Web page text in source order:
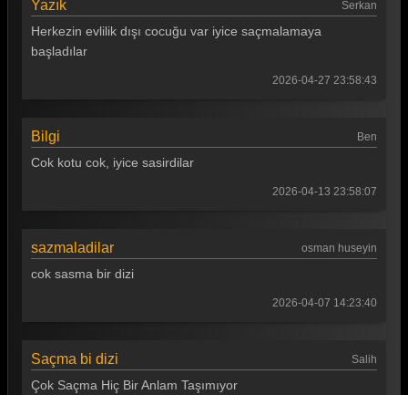
Uzak Şehir 10. Bölüm
Uzak Şehir 7. Bölüm
Uzak Şehir 6. Bölüm
Tüm Bölümleri Göster
Yazık Serkan
Herkezin evlilik dışı cocuğu var iyice saçmalamaya
başladılar
2026-04-27 23:58:43
Bilgi Ben
Cok kotu cok, iyice sasirdilar
2026-04-13 23:58:07
sazmaladilar osman huseyin
cok sasma bir dizi
2026-04-07 14:23:40
Saçma bi dizi Salih
Çok Saçma Hiç Bir Anlam Taşımıyor